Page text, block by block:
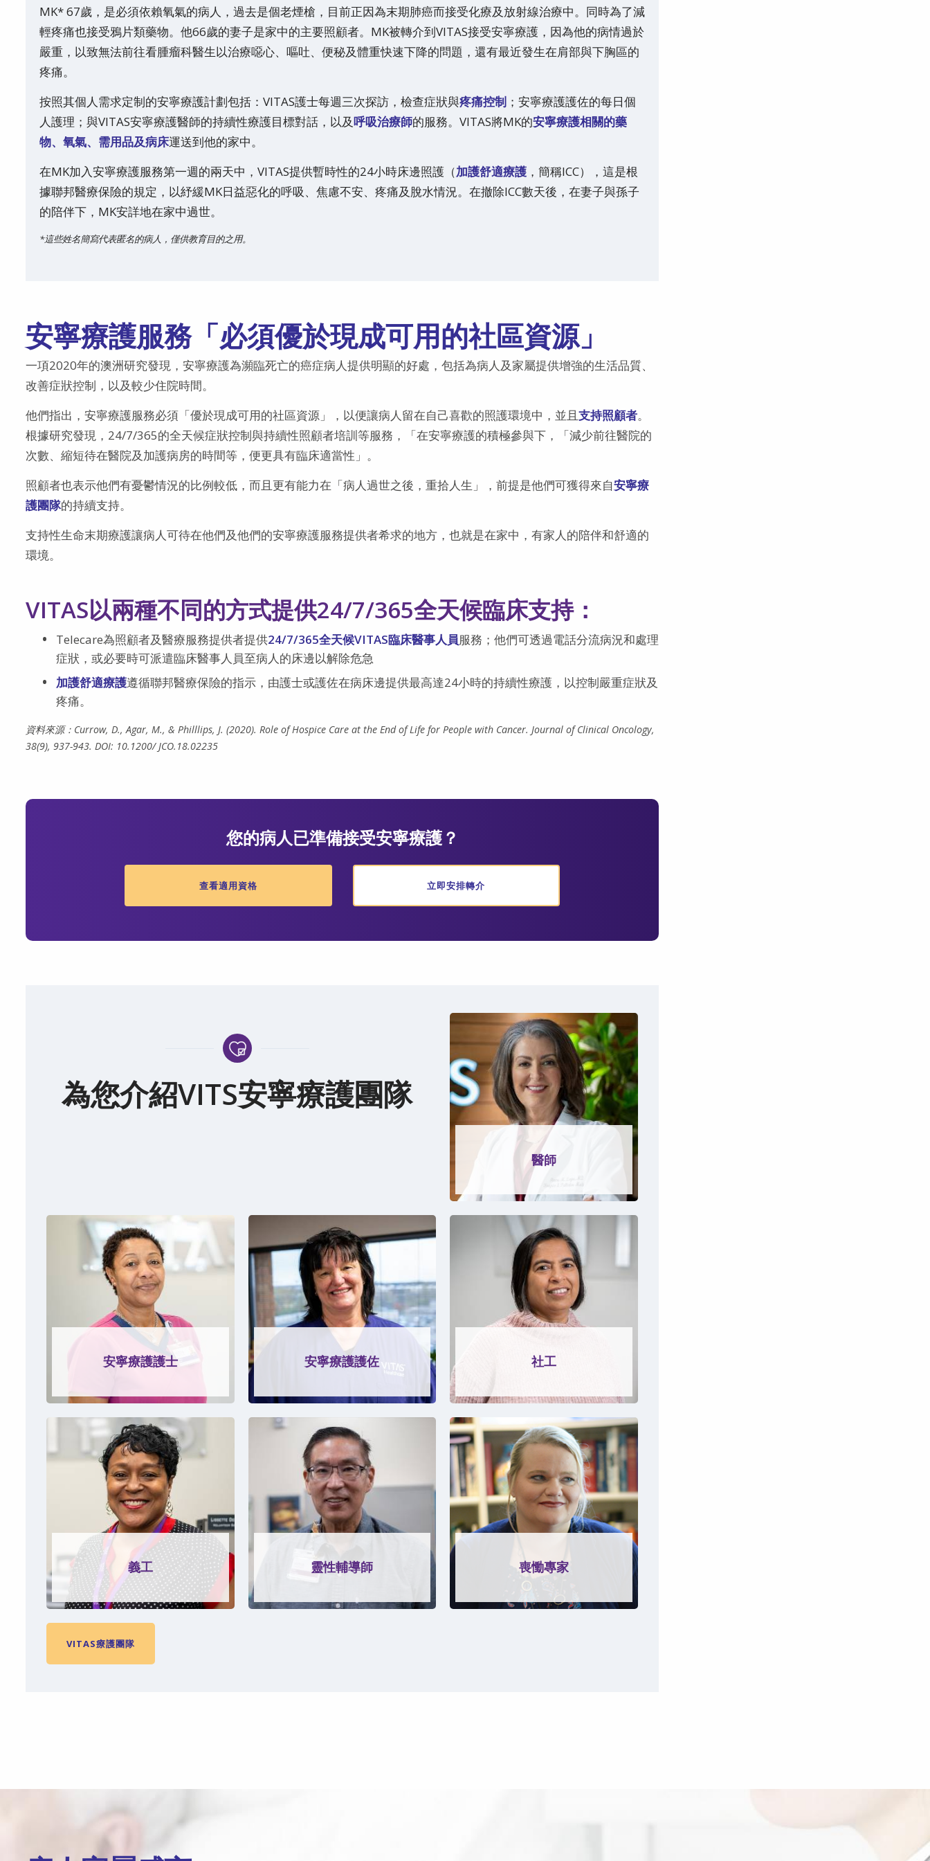
MK* 67歲，是必須依賴氧氣的病人，過去是個老煙槍，目前正因為末期肺癌而接受化療及放射線治療中。同時為了減
輕疼痛也接受鴉片類藥物。他66歲的妻子是家中的主要照顧者。MK被轉介到VITAS接受安寧療護，因為他的病情過於
嚴重，以致無法前往看腫瘤科醫生以治療噁心、嘔吐、便秘及體重快速下降的問題，還有最近發生在肩部與下胸區的
疼痛。
按照其個人需求定制的安寧療護計劃包括：VITAS護士每週三次探訪，檢查症狀與疼痛控制 ；安寧療護護佐的每日個
人護理；與VITAS安寧療護醫師的持續性療護目標對話，以及呼吸治療師的服務。VITAS將MK的安寧療護相關的藥
物、氧氣、需用品及病床運送到他的家中。
在MK加入安寧療護服務第一週的兩天中，VITAS提供暫時性的24小時床邊照護（加護舒適療護 ，簡稱ICC），這是根
據聯邦醫療保險的規定，以紓緩MK日益惡化的呼吸、焦慮不安、疼痛及脫水情況。在撤除ICC數天後，在妻子與孫子
的陪伴下，MK安詳地在家中過世。
*這些姓名簡寫代表匿名的病人，僅供教育目的之用。
安寧療護服務「必須優於現成可用的社區資源」
一項2020年的澳洲研究發現，安寧療護為瀕臨死亡的癌症病人提供明顯的好處，包括為病人及家屬提供增強的生活品質、
改善症狀控制，以及較少住院時間。
他們指出，安寧療護服務必須「優於現成可用的社區資源」，以便讓病人留在自己喜歡的照護環境中，並且支持照顧者。
根據研究發現，24/7/365的全天候症狀控制與持續性照顧者培訓等服務，「在安寧療護的積極參與下，「減少前往醫院的
次數、縮短待在醫院及加護病房的時間等，便更具有臨床適當性」。
照顧者也表示他們有憂鬱情況的比例較低，而且更有能力在「病人過世之後，重拾人生」，前提是他們可獲得來自安寧療
護團隊的持續支持。
支持性生命末期療護讓病人可待在他們及他們的安寧療護服務提供者希求的地方，也就是在家中，有家人的陪伴和舒適的
環境。
VITAS以兩種不同的方式提供24/7/365全天候臨床支持：
Telecare為照顧者及醫療服務提供者提供24/7/365全天候VITAS臨床醫事人員服務；他們可透過電話分流病況和處理
症狀，或必要時可派遣臨床醫事人員至病人的床邊以解除危急
加護舒適療護遵循聯邦醫療保險的指示，由護士或護佐在病床邊提供最高達24小時的持續性療護，以控制嚴重症狀及
疼痛。
資料來源：Currow, D., Agar, M., & Philllips, J. (2020). Role of Hospice Care at the End of Life for People with Cancer. Journal of Clinical Oncology,
38(9), 937-943. DOI: 10.1200/ JCO.18.02235
您的病人已準備接受安寧療護？
查看適用資格 立即安排轉介
為您介紹VITS安寧療護團隊
醫師
安寧療護護士 安寧療護護佐 社工
義工 靈性輔導師 喪慟專家
VITAS療護團隊